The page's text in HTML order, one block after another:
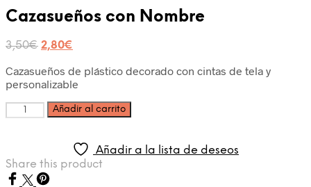
Cazasueños con Nombre
3,50€ El
original
era:
3,50€.
2,80€
actual
es:
2,80€.
Cazasueños de plástico decorado con cintas de tela y
personalizable
CantidadAñadir al carrito
Añadir a la lista de deseos
Share this product